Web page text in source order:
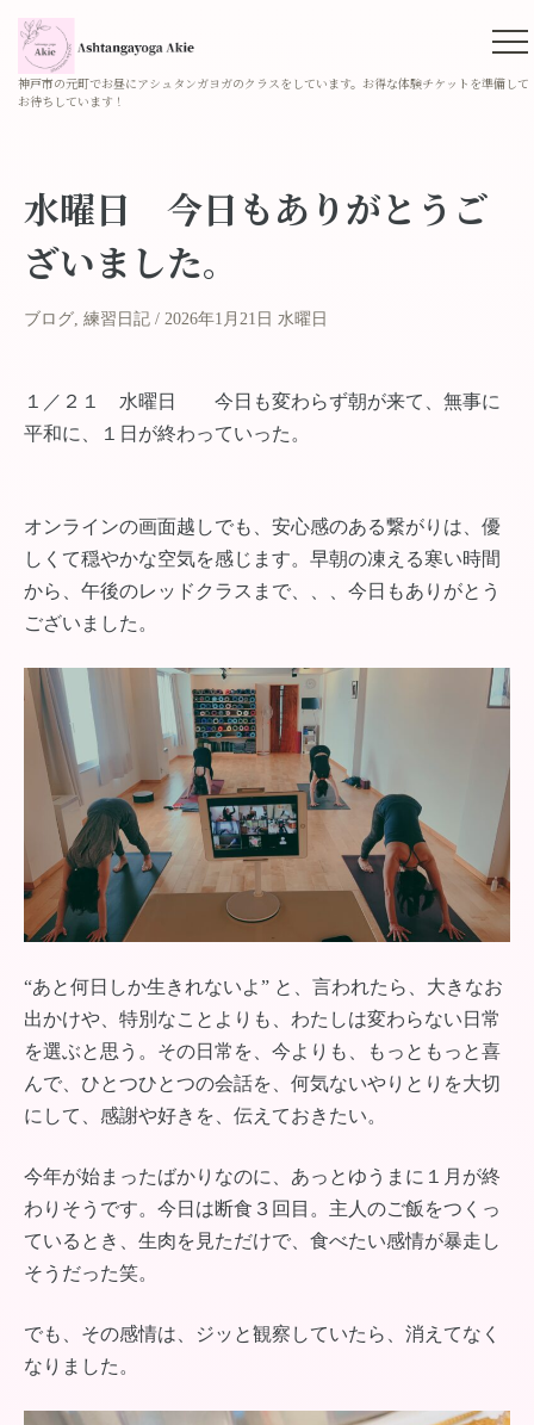
神戸市の元町でお昼にアシュタンガヨガのクラスをしています。お得な体験チケットを準備して
お待ちしています！
水曜日 今日もありがとうご
ざいました。
ブログ, 練習日記 2026年1月21日 水曜日
１／２１ 水曜日 今日も変わらず朝が来て、無事に
平和に、１日が終わっていった。
オンラインの画面越しでも、安心感のある繋がりは、優
しくて穏やかな空気を感じます。早朝の凍える寒い時間
から、午後のレッドクラスまで、、、今日もありがとう
ございました。
“あと何日しか生きれないよ” と、言われたら、大きなお
出かけや、特別なことよりも、わたしは変わらない日常
を選ぶと思う。その日常を、今よりも、もっともっと喜
んで、ひとつひとつの会話を、何気ないやりとりを大切
にして、感謝や好きを、伝えておきたい。
今年が始まったばかりなのに、あっとゆうまに１月が終
わりそうです。今日は断食３回目。主人のご飯をつくっ
ているとき、生肉を見ただけで、食べたい感情が暴走し
そうだった笑。
でも、その感情は、ジッと観察していたら、消えてなく
なりました。